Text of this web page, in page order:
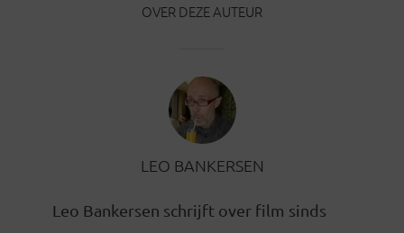
OVER DEZE AUTEUR
LEO BANKERSEN
Leo Bankersen schrijft over film sinds